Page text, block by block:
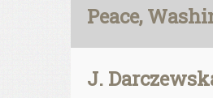
Peace,
J.